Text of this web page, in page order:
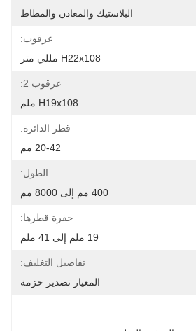
البلاستيك والمعادن والمطاط
عرقوب:
H22x108 مللي متر
عرقوب 2:
H19x108 ملم
قطر الدائرة:
20-42 مم
الطول:
400 مم إلى 8000 مم
حفرة قطرها:
19 ملم إلى 41 ملم
تفاصيل التغليف:
المعيار تصدير حزمة